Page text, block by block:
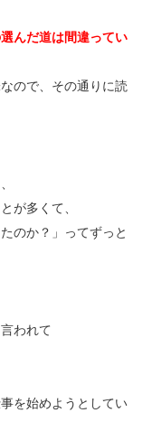
んだ道は間違ってい
ので、その通りに読
が多くて、
のか？」ってずっと
われて
を始めようとしてい